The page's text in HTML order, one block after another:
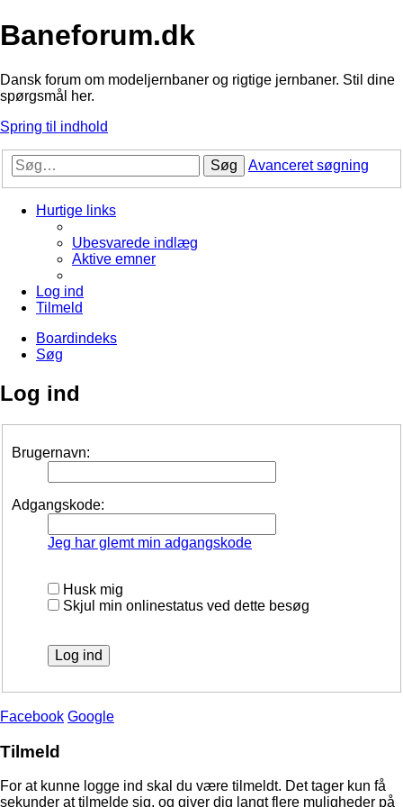
Baneforum.dk
Dansk forum om modeljernbaner og rigtige jernbaner. Stil dine
spørgsmål her.
Spring til indhold
Søg Avanceret søgning
Hurtige links
Ubesvarede indlæg
Aktive emner
Log ind
Tilmeld
Boardindeks
Søg
Log ind
Brugernavn:
Adgangskode:
Jeg har glemt min adgangskode
Husk mig
Skjul min onlinestatus ved dette besøg
Facebook Google
Tilmeld
For at kunne logge ind skal du være tilmeldt. Det tager kun få
sekunder at tilmelde sig, og giver dig langt flere muligheder på